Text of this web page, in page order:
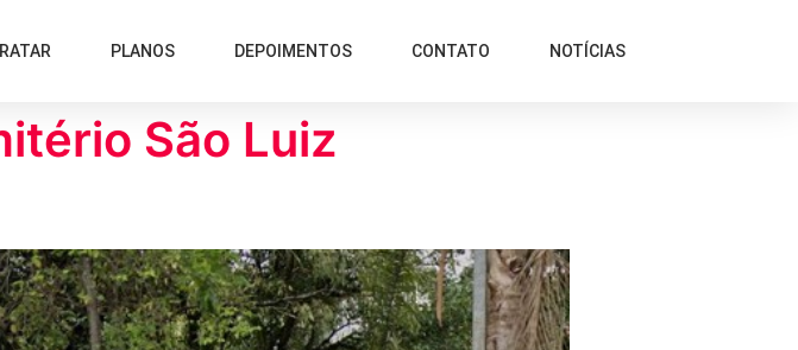
PLANOS DEPOIMENTOS CONTATO NOTÍCIAS
São Luiz